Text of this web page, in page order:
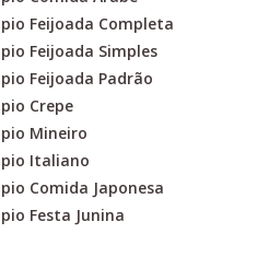
Feijoada Completa
Feijoada Simples
Feijoada Padrão
Crepe
Mineiro
Italiano
Comida Japonesa
Festa Junina